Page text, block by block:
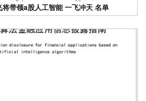
带领a股人工智能 一飞冲天 名单